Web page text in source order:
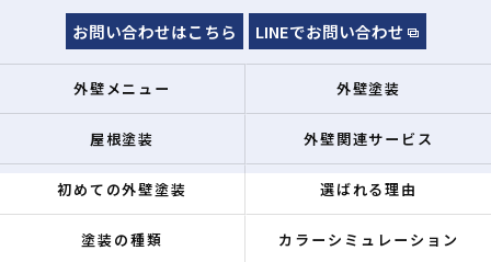
お問い合わせはこちら LINEでお問い合わせ
外壁メニュー 外壁塗装
屋根塗装 外壁関連サービス
初めての外壁塗装 選ばれる理由
塗装の種類 カラーシミュレーション